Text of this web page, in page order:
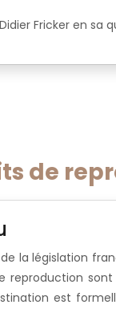
Fricker en sa
de
la législation
reproduction
est